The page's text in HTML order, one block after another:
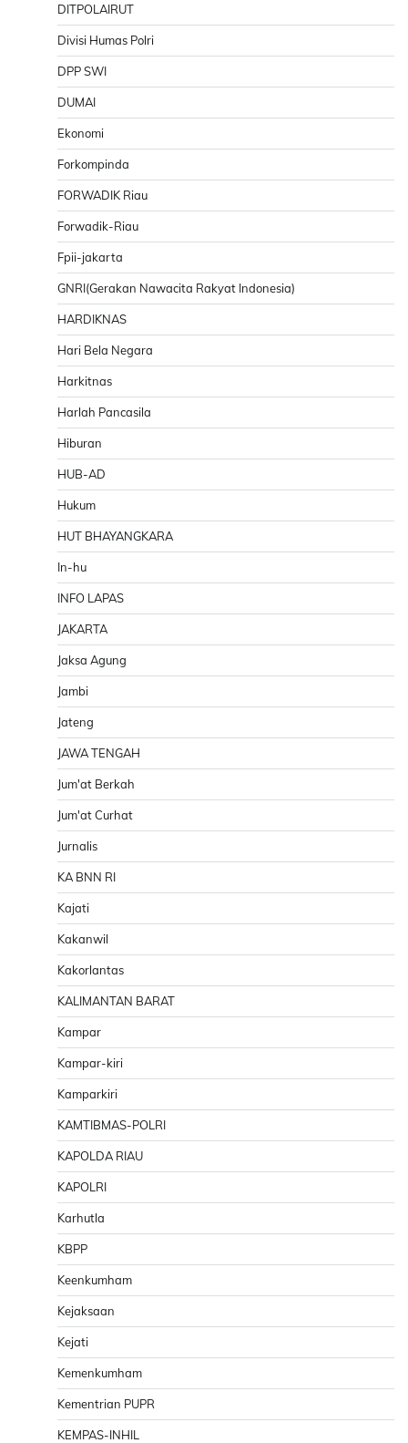
DITPOLAIRUT
Divisi Humas Polri
DPP SWI
DUMAI
Ekonomi
Forkompinda
FORWADIK Riau
Forwadik-Riau
Fpii-jakarta
GNRI(Gerakan Nawacita Rakyat Indonesia)
HARDIKNAS
Hari Bela Negara
Harkitnas
Harlah Pancasila
Hiburan
HUB-AD
Hukum
HUT BHAYANGKARA
In-hu
INFO LAPAS
JAKARTA
Jaksa Agung
Jambi
Jateng
JAWA TENGAH
Jum'at Berkah
Jum'at Curhat
Jurnalis
KA BNN RI
Kajati
Kakanwil
Kakorlantas
KALIMANTAN BARAT
Kampar
Kampar-kiri
Kamparkiri
KAMTIBMAS-POLRI
KAPOLDA RIAU
KAPOLRI
Karhutla
KBPP
Keenkumham
Kejaksaan
Kejati
Kemenkumham
Kementrian PUPR
KEMPAS-INHIL